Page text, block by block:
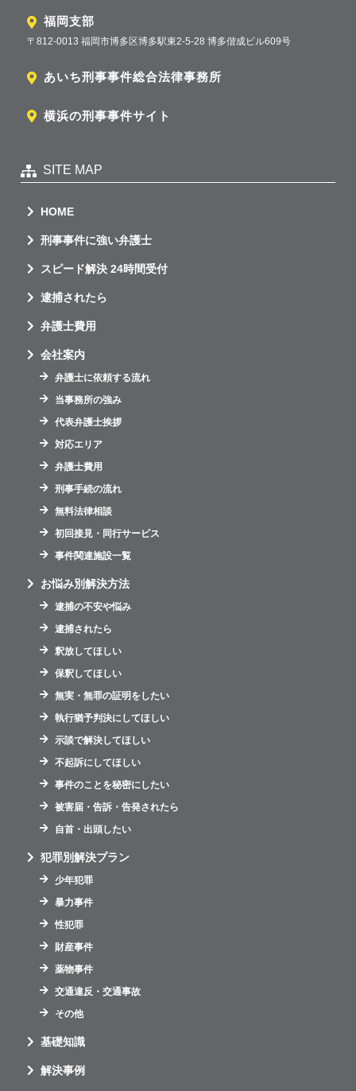
福岡支部
〒812-0013 福岡市博多区博多駅東2-5-28 博多偕成ビル609号
あいち刑事事件総合法律事務所
横浜の刑事事件サイト
SITE MAP
HOME
刑事事件に強い弁護士
スピード解決 24時間受付
逮捕されたら
弁護士費用
会社案内
弁護士に依頼する流れ
当事務所の強み
代表弁護士挨拶
対応エリア
弁護士費用
刑事手続の流れ
無料法律相談
初回接見・同行サービス
事件関連施設一覧
お悩み別解決方法
逮捕の不安や悩み
逮捕されたら
釈放してほしい
保釈してほしい
無実・無罪の証明をしたい
執行猶予判決にしてほしい
示談で解決してほしい
不起訴にしてほしい
事件のことを秘密にしたい
被害届・告訴・告発されたら
自首・出頭したい
犯罪別解決プラン
少年犯罪
暴力事件
性犯罪
財産事件
薬物事件
交通違反・交通事故
その他
基礎知識
解決事例